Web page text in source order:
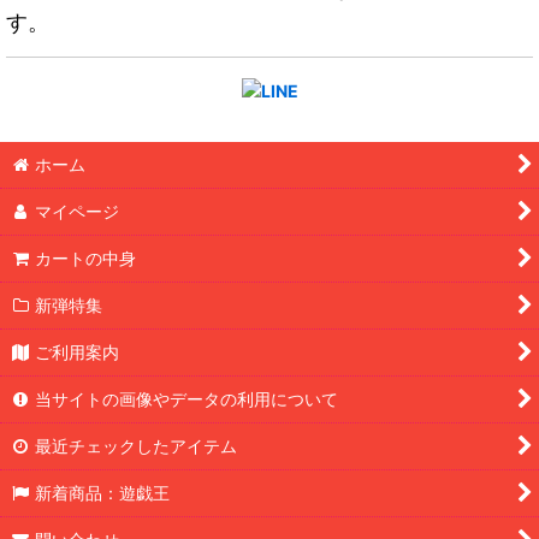
す。
ホーム
マイページ
カートの中身
新弾特集
ご利用案内
当サイトの画像やデータの利用について
最近チェックしたアイテム
新着商品：遊戯王